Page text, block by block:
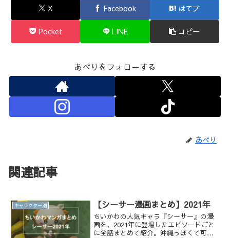
X Facebook はてブ
Pocket LINE コピー
あべりをフォローする
あべり
関連記事
キャラクター別 【シーサー漫画まとめ】2021年
ちいかわの人気キャラ『シーサー』の漫
画を、2021年に登場したエピソードごと
に全話まとめて紹介。沖縄っぽくて可愛